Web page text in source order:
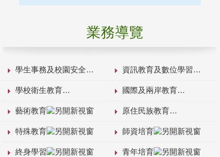
業務導覽
學生事務及校園安全 資訊教育及數位學習
學校衛生教育 國際及兩岸教育
藝術教育 原住民族教育
特殊教育 師資培育
終身學習 青年培育